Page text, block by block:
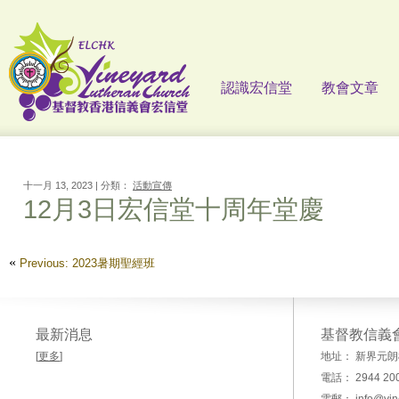
認識宏信堂 教會文章
十一月 13, 2023 | 分類： 活動宣傳
12月3日宏信堂十周年堂慶
« Previous: 2023暑期聖經班
最新消息
[更多]
基督教信義
地址： 新界元
電話： 2944